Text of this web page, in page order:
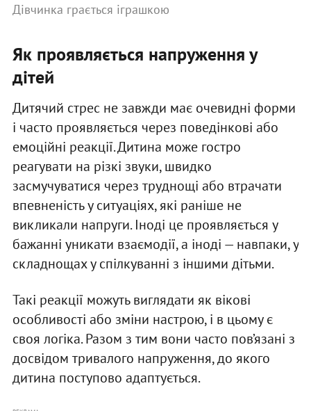
Дівчинка грається іграшкою
Як проявляється напруження у
дітей
Дитячий стрес не завжди має очевидні форми
і часто проявляється через поведінкові або
емоційні реакції. Дитина може гостро
реагувати на різкі звуки, швидко
засмучуватися через труднощі або втрачати
впевненість у ситуаціях, які раніше не
викликали напруги. Іноді це проявляється у
бажанні уникати взаємодії, а іноді — навпаки, у
складнощах у спілкуванні з іншими дітьми.
Такі реакції можуть виглядати як вікові
особливості або зміни настрою, і в цьому є
своя логіка. Разом з тим вони часто пов’язані з
досвідом тривалого напруження, до якого
дитина поступово адаптується.